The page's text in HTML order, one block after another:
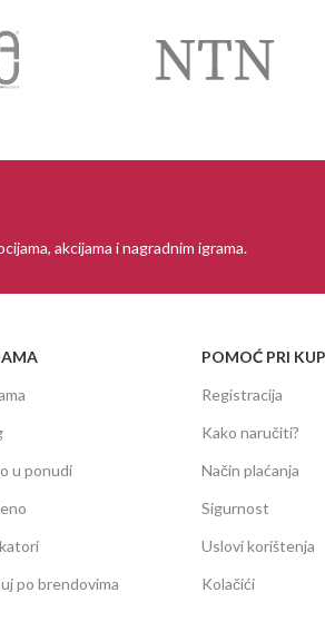
akcijama i nagradnim igrama.
u ponudi
po brendovima
POMOĆ PRI
Registracija
Kako naručiti?
Način plaćanja
Sigurnost
Uslovi korištenja
Kolačići